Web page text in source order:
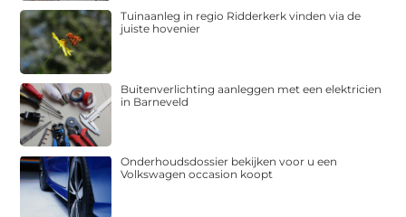
Tuinaanleg in regio Ridderkerk vinden via de
juiste hovenier
Buitenverlichting aanleggen met een elektricien
in Barneveld
Onderhoudsdossier bekijken voor u een
Volkswagen occasion koopt